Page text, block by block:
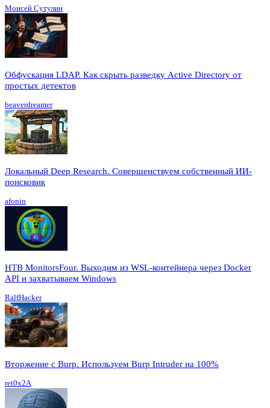
Моисей Сутулин
Обфускация LDAP. Как скрыть разведку Active Directory от
простых детектов
beaverdreamer
Локальный Deep Research. Совершенствуем собственный ИИ-
поисковик
afonin
HTB MonitorsFour. Выходим из WSL-контейнера через Docker
API и захватываем Windows
RalfHacker
Вторжение с Burp. Используем Burp Intruder на 100%
ret0x2A